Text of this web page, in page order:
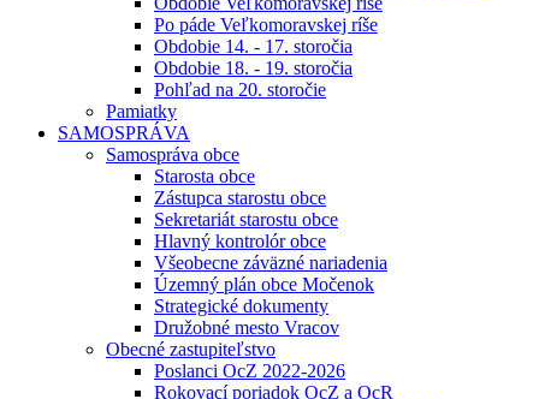
Po páde Veľkomoravskej ríše
Obdobie 14. - 17. storočia
Obdobie 18. - 19. storočia
Pohľad na 20. storočie
Pamiatky
SAMOSPRÁVA
Samospráva obce
Starosta obce
Zástupca starostu obce
Sekretariát starostu obce
Hlavný kontrolór obce
Všeobecne záväzné nariadenia
Územný plán obce Močenok
Strategické dokumenty
Družobné mesto Vracov
Obecné zastupiteľstvo
Poslanci OcZ 2022-2026
Rokovací poriadok OcZ a OcR